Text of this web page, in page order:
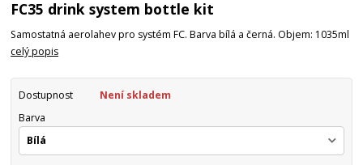
FC35 drink system bottle kit
Samostatná aerolahev pro systém FC. Barva bílá a černá. Objem: 1035ml
celý popis
Dostupnost
Není skladem
Barva